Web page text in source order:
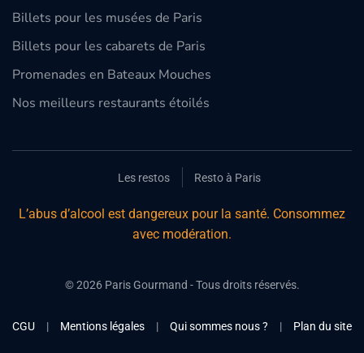
Billets pour les musées de Paris
Billets pour les cabarets de Paris
Promenades en Bateaux Mouches
Nos meilleurs restaurants étoilés
Les restos Resto à Paris
L’abus d’alcool est dangereux pour la santé. Consommez
avec modération.
©2026Paris Gourmand - Tous droits réservés.
CGU | Mentions légales | Qui sommes nous ? | Plan du site